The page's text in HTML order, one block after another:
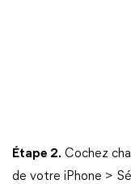
Étape 2. Cochez
de votre iPhone >